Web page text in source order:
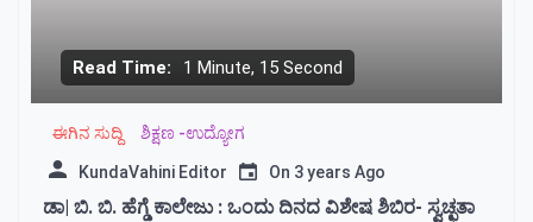
Read Time: 1 Minute, 15 Second
ಈಗಿನ ಸುದ್ದಿ ಶಿಕ್ಷಣ -ಉದ್ಯೋಗ
KundaVahini Editor On 3 years Ago
ಡಾ| ಬಿ. ಬಿ. ಹೆಗ್ಡೆ ಕಾಲೇಜು : ಒಂದು ದಿನದ ವಿಶೇಷ ಶಿಬಿರ- ಸ್ವಚ್ಛತಾ